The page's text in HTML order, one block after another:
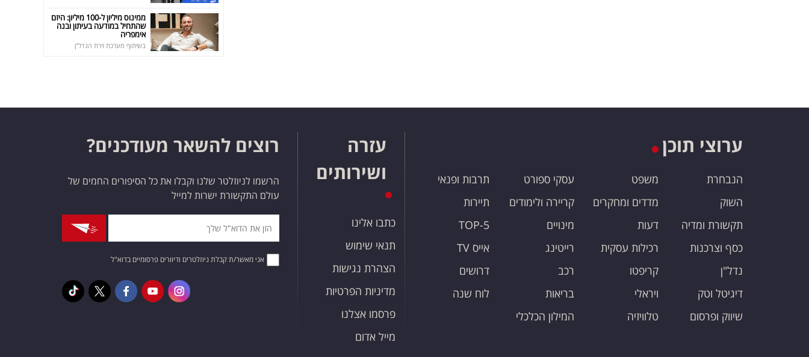
ממינוס מיליון ל-100 מיליון: היזם
שהתחיל במודעה בעיתון ובנה
אימפריה
בשיתוף מערכת זירת הנדל"ן
ערוצי תוכן
הנבחרת
השוק
תקשורת ומדיה
כסף וצרכנות
נדל"ן
דיגיטל וטק
שיווק ופרסום
משפט
מדדים ומחקרים
דעות
רכילות עסקית
קריפטו
ויראלי
טלוויזיה
עסקי ספורט
קריירה ולימודים
מינויים
רייטינג
רכב
בריאות
המילון הכלכלי
תרבות ופנאי
תיירות
TOP-5
אייס TV
דרושים
לוח שנה
עזרה
ושירותים
כתבו אלינו
תנאי שימוש
הצהרת נגישות
מדיניות הפרטיות
פרסמו אצלנו
מייל אדום
רוצים להשאר מעודכנים?
הרשמו לניוזלטר שלנו וקבלו את כל הסיפורים החמים של
עולם התקשורת ישרות למייל
אני מאשר/ת קבלת ניוזלטרים ודיוורים פרסומיים בדוא"ל